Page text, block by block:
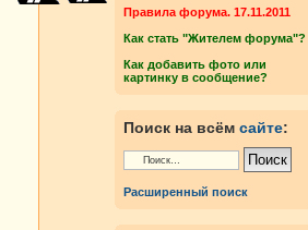
Правила форума. 17.11.2011
Как стать "Жителем форума"?
Как добавить фото или
картинку в сообщение?
Поиск на всём сайте:
Расширенный поиск